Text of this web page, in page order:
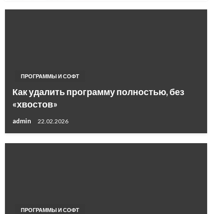
ПРОГРАММЫ И СОФТ
Как удалить программу полностью, без
«хвостов»
admin 22.02.2026
ПРОГРАММЫ И СОФТ